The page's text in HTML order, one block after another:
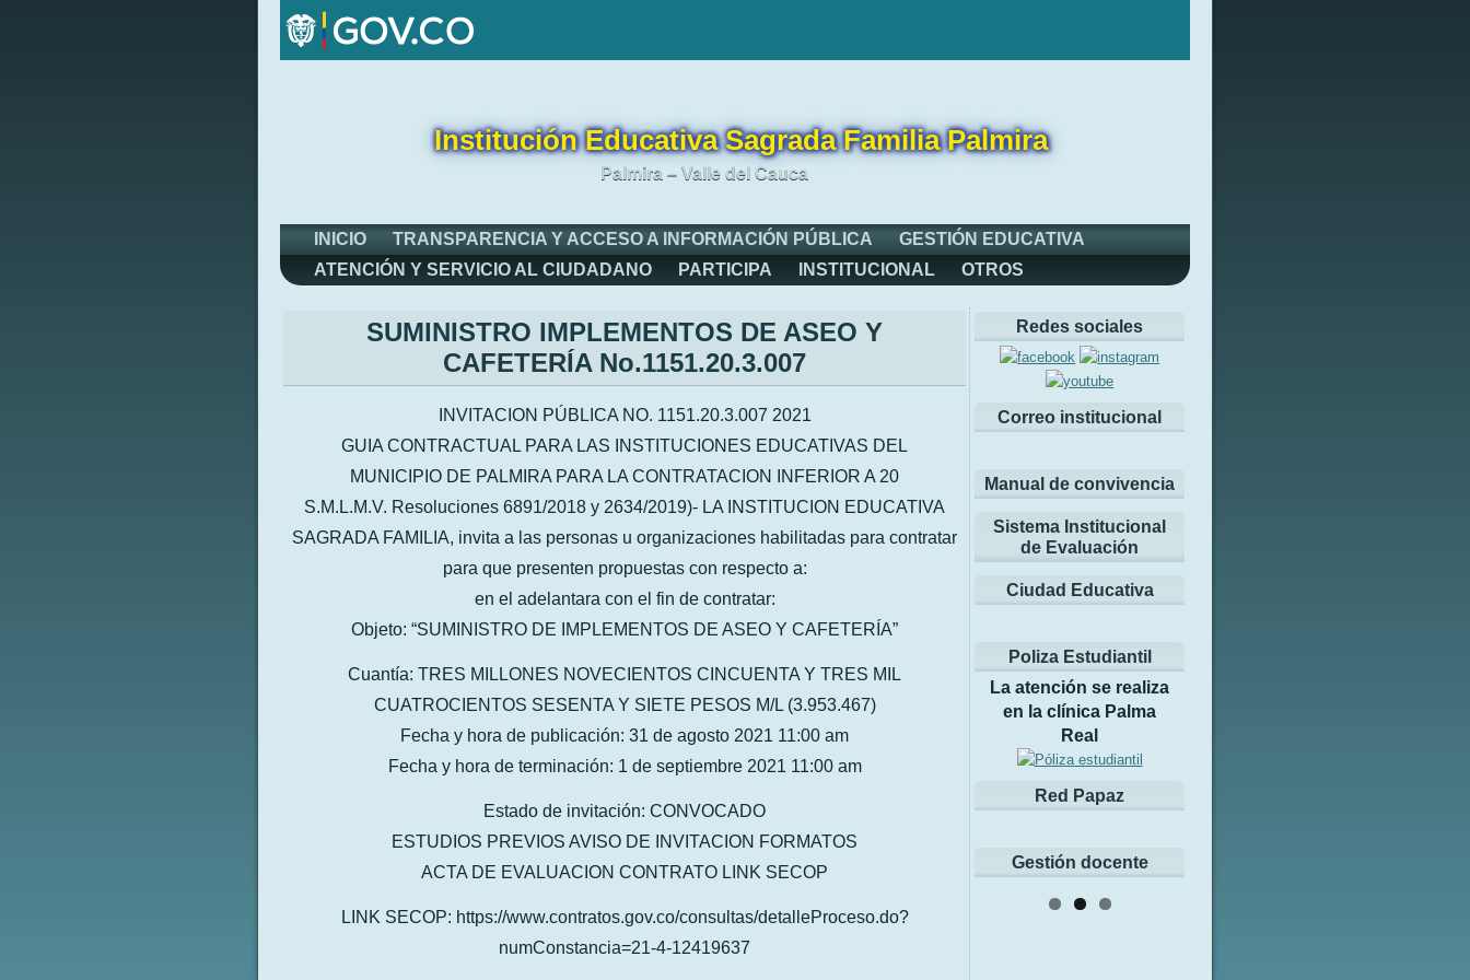
Institución Educativa Sagrada Familia Palmira
Palmira – Valle del Cauca
INICIO TRANSPARENCIA Y ACCESO A INFORMACIÓN PÚBLICA
GESTIÓN EDUCATIVA
ATENCIÓN Y SERVICIO AL CIUDADANO
PARTICIPA INSTITUCIONAL OTROS
SUMINISTRO IMPLEMENTOS DE ASEO Y
CAFETERÍA No.1151.20.3.007
INVITACION PÚBLICA NO. 1151.20.3.007 2021
GUIA CONTRACTUAL PARA LAS INSTITUCIONES EDUCATIVAS DEL
MUNICIPIO DE PALMIRA PARA LA CONTRATACION INFERIOR A 20
S.M.L.M.V. Resoluciones 6891/2018 y 2634/2019)- LA INSTITUCION EDUCATIVA
SAGRADA FAMILIA, invita a las personas u organizaciones habilitadas para contratar
para que presenten propuestas con respecto a:
en el adelantara con el fin de contratar:
Objeto: “SUMINISTRO DE IMPLEMENTOS DE ASEO Y CAFETERÍA”
Cuantía: TRES MILLONES NOVECIENTOS CINCUENTA Y TRES MIL
CUATROCIENTOS SESENTA Y SIETE PESOS M/L (3.953.467)
Fecha y hora de publicación: 31 de agosto 2021 11:00 am
Fecha y hora de terminación: 1 de septiembre 2021 11:00 am
Estado de invitación: CONVOCADO
ESTUDIOS PREVIOS AVISO DE INVITACION FORMATOS
ACTA DE EVALUACION CONTRATO LINK SECOP
LINK SECOP: https://www.contratos.gov.co/consultas/detalleProceso.do?
numConstancia=21-4-12419637
Redes sociales
Correo institucional
Manual de convivencia
Sistema Institucional
de Evaluación
Ciudad Educativa
Poliza Estudiantil
La atención se realiza
en la clínica Palma
Real
Red Papaz
Gestión docente